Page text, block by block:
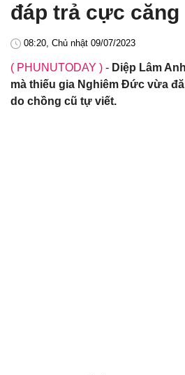
đáp trả cực căng
08:20, Chủ nhật 09/07/2023
( PHUNUTODAY ) - Diệp Lâm
mà thiếu gia Nghiêm Đức vừa
do chồng cũ tự viết.